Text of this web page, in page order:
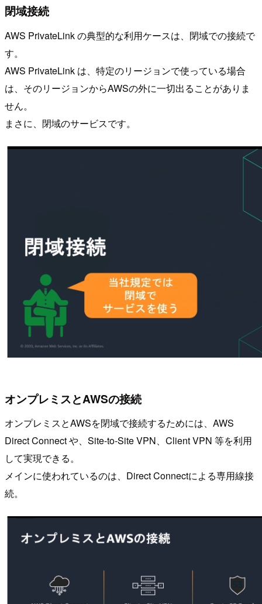
閉域接続
AWS PrivateLink の典型的な利用ケースは、閉域での接続で
す。
AWS PrivateLink は、特定のリージョンで使っている場合
は、そのリージョンからAWSの外に一切出ることがありま
せん。
まさに、閉域のサービスです。
オンプレミスとAWSの接続
オンプレミスとAWSを閉域で接続するためには、AWS
Direct Connect や、Site-to-Site VPN、Client VPN 等を利用
して実現できる。
メインに使われているのは、Direct Connectによる専用線接
続。